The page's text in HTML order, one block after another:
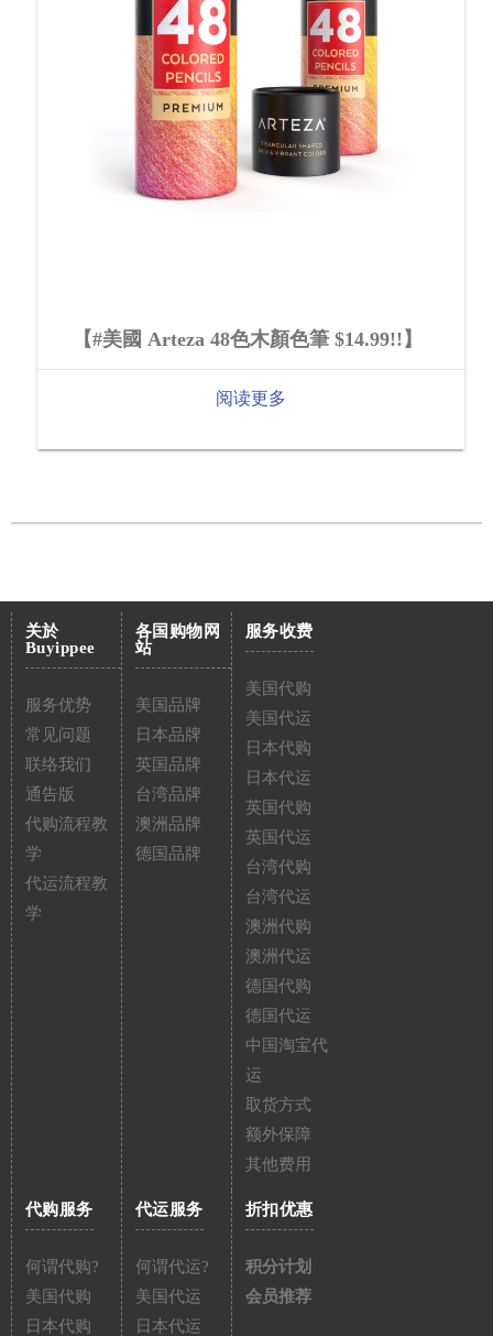
【#美國 Arteza 48色木顏色筆 $14.99!!】
阅读更多
关於
Buyippee
服务优势
常见问题
联络我们
通告版
代购流程教
学
代运流程教
学
各国购物网
站
美国品牌
日本品牌
英国品牌
台湾品牌
澳洲品牌
德国品牌
服务收费
美国代购
美国代运
日本代购
日本代运
英国代购
英国代运
台湾代购
台湾代运
澳洲代购
澳洲代运
德国代购
德国代运
中国淘宝代
运
取货方式
额外保障
其他费用
代购服务
何谓代购?
美国代购
日本代购
代运服务
何谓代运?
美国代运
日本代运
折扣优惠
积分计划
会员推荐